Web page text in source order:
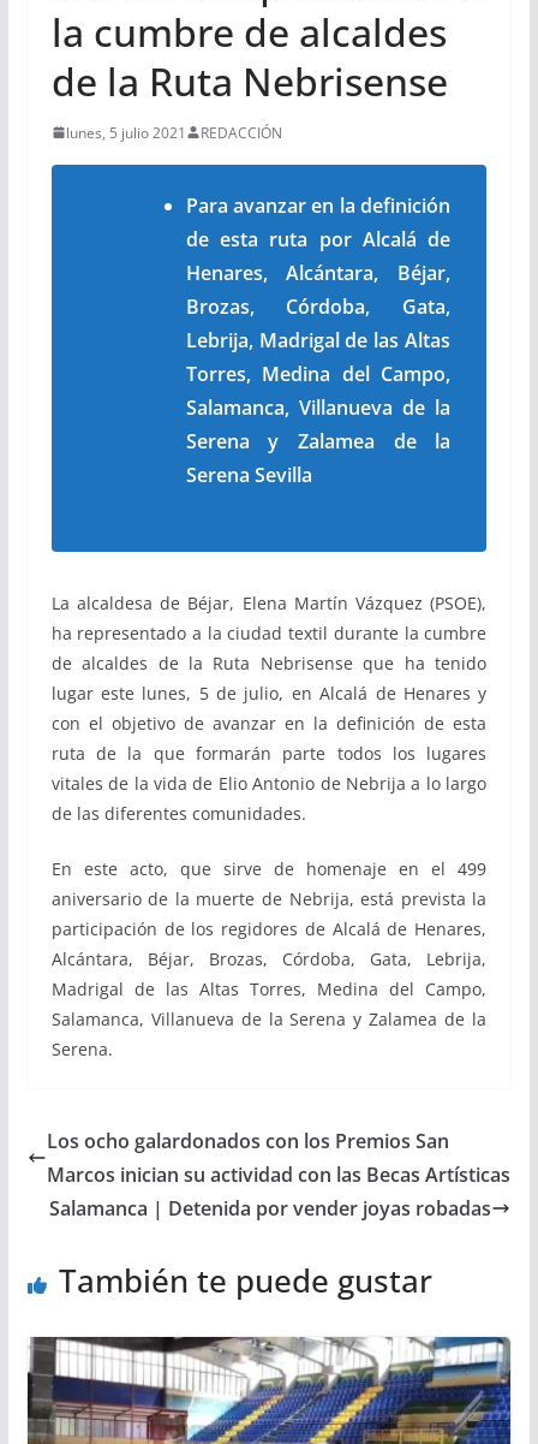
la cumbre de alcaldes
de la Ruta Nebrisense
lunes, 5 julio 2021 REDACCIÓN
Para avanzar en la definición
de esta ruta por Alcalá de
Henares, Alcántara, Béjar,
Brozas, Córdoba, Gata,
Lebrija, Madrigal de las Altas
Torres, Medina del Campo,
Salamanca, Villanueva de la
Serena y Zalamea de la
Serena Sevilla
La alcaldesa de Béjar, Elena Martín Vázquez (PSOE),
ha representado a la ciudad textil durante la cumbre
de alcaldes de la Ruta Nebrisense que ha tenido
lugar este lunes, 5 de julio, en Alcalá de Henares y
con el objetivo de avanzar en la definición de esta
ruta de la que formarán parte todos los lugares
vitales de la vida de Elio Antonio de Nebrija a lo largo
de las diferentes comunidades.
En este acto, que sirve de homenaje en el 499
aniversario de la muerte de Nebrija, está prevista la
participación de los regidores de Alcalá de Henares,
Alcántara, Béjar, Brozas, Córdoba, Gata, Lebrija,
Madrigal de las Altas Torres, Medina del Campo,
Salamanca, Villanueva de la Serena y Zalamea de la
Serena.
Los ocho galardonados con los Premios San
Marcos inician su actividad con las Becas Artísticas
Salamanca | Detenida por vender joyas robadas
También te puede gustar